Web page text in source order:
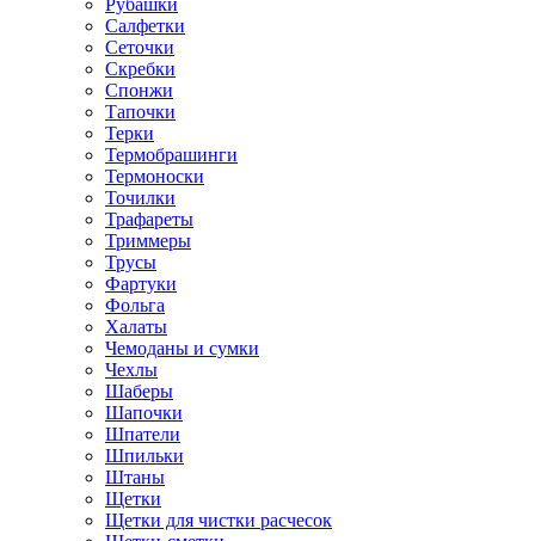
Рубашки
Салфетки
Сеточки
Скребки
Спонжи
Тапочки
Терки
Термобрашинги
Термоноски
Точилки
Трафареты
Триммеры
Трусы
Фартуки
Фольга
Халаты
Чемоданы и сумки
Чехлы
Шаберы
Шапочки
Шпатели
Шпильки
Штаны
Щетки
Щетки для чистки расчесок